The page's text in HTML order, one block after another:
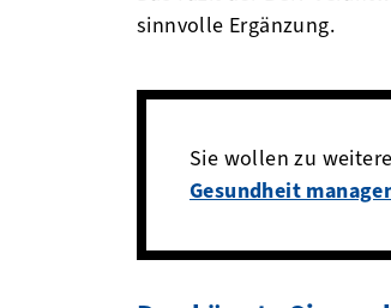
sinnvolle Ergänzung.
Sie wollen zu
Gesundheit